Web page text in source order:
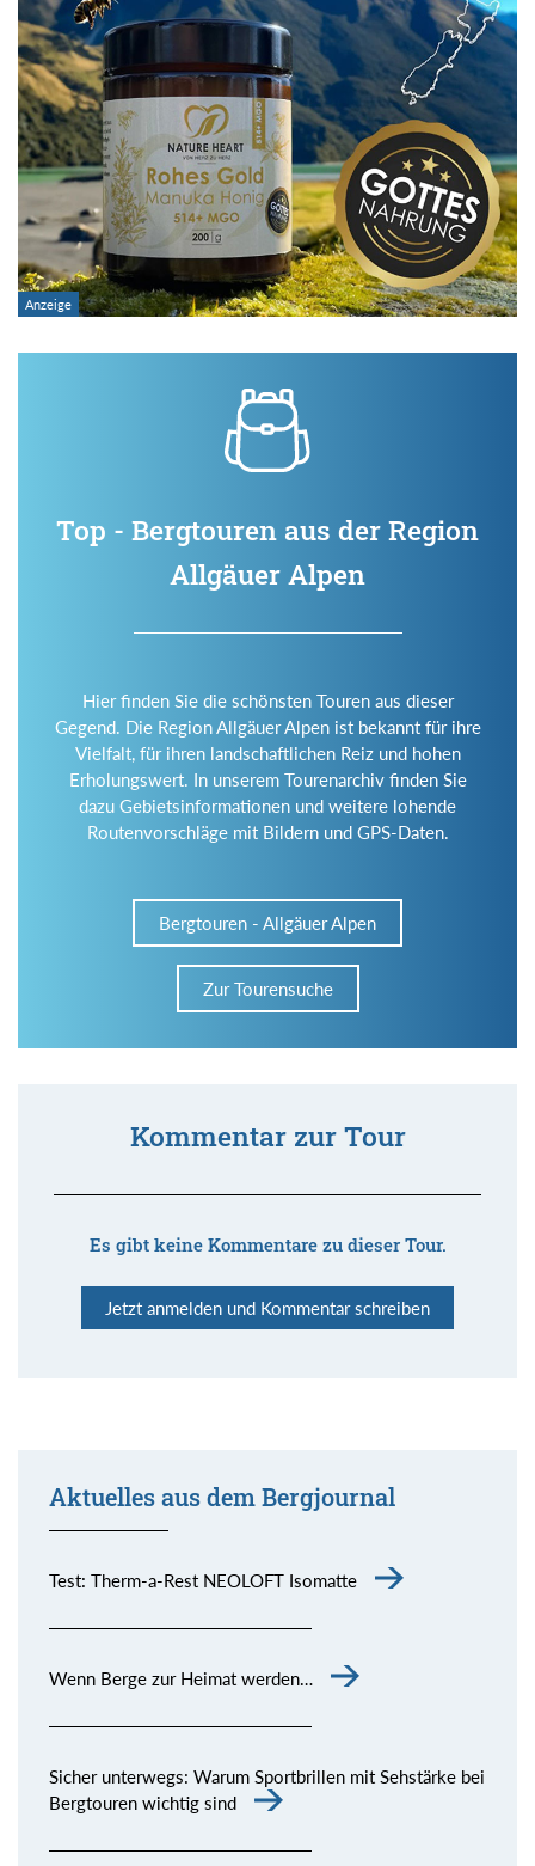
Top - Bergtouren aus der Region
Allgäuer Alpen
Hier finden Sie die schönsten Touren aus dieser
Gegend. Die Region Allgäuer Alpen ist bekannt für ihre
Vielfalt, für ihren landschaftlichen Reiz und hohen
Erholungswert. In unserem Tourenarchiv finden Sie
dazu Gebietsinformationen und weitere lohende
Routenvorschläge mit Bildern und GPS-Daten.
Bergtouren - Allgäuer Alpen
Zur Tourensuche
Kommentar zur Tour
Es gibt keine Kommentare zu dieser Tour.
Jetzt anmelden und Kommentar schreiben
Aktuelles aus dem Bergjournal
Test: Therm-a-Rest NEOLOFT Isomatte
Wenn Berge zur Heimat werden…
Sicher unterwegs: Warum Sportbrillen mit Sehstärke bei
Bergtouren wichtig sind